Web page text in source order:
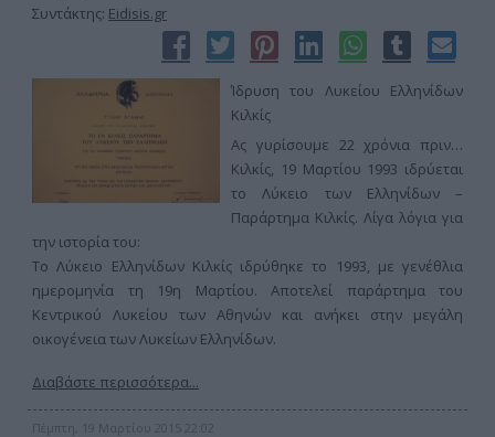
Συντάκτης: Eidisis.gr
Ίδρυση του Λυκείου Ελληνίδων
Κιλκίς
Ας γυρίσουμε 22 χρόνια πριν…
Κιλκίς, 19 Μαρτίου 1993 ιδρύεται
το Λύκειο των Ελληνίδων –
Παράρτημα Κιλκίς. Λίγα λόγια για
την ιστορία του:
Το Λύκειο Ελληνίδων Κιλκίς ιδρύθηκε το 1993, με γενέθλια
ημερομηνία τη 19η Μαρτίου. Αποτελεί παράρτημα του
Κεντρικού Λυκείου των Αθηνών και ανήκει στην μεγάλη
οικογένεια των Λυκείων Ελληνίδων.
Διαβάστε περισσότερα...
Πέμπτη, 19 Μαρτίου 2015 22:02